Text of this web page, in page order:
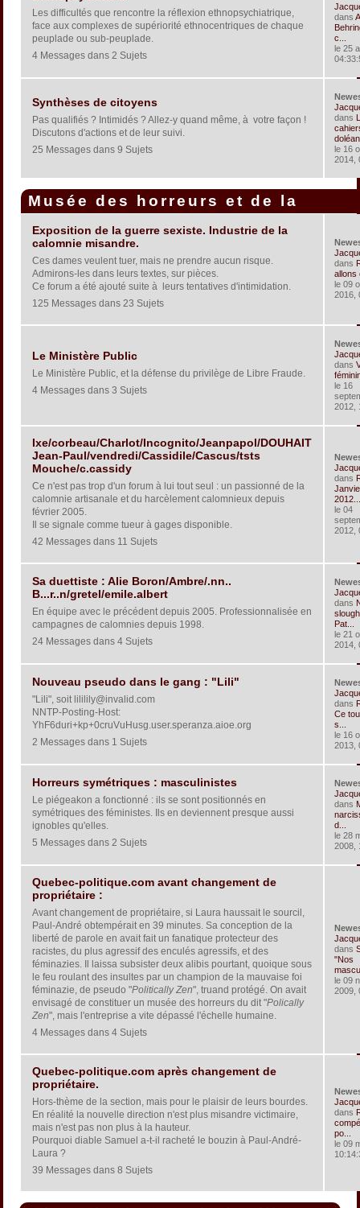
Les difficultés que rencontre la réflexion ethnopsychiatrique,
face aux complexes de supériorité ethnocentriques de chaque
peuplade ou sub-peuplade.
4 Messages dans 2 Sujets
dans
c...
le 25
Synthèses de citoyens
Pas qualifiés ? Intimidés ? Allez-y quand même, à votre façon !
Discutons d'actions et de leur suivi.
25 Messages dans 9 Sujets
dans
le 16
2014,
Musée des horreurs et de la
corruption
Exposition de la guerre sexiste. Industrie de la
calomnie misandre.
Ces dames veulent tuer, mais ne prendre aucun risque.
Admirons-les dans leurs textes, sur pièces.
Ce forum a été ajouté suite à leurs tentatives d'intimidation.
125 Messages dans 23 Sujets
dans
allons
le 09
2016,
Le Ministère Public
Le Ministère Public, et la défense du privilège de Libre Fraude.
4 Messages dans 3 Sujets
dans
le 16
2012,
Ixe/corbeau/Charlot/Incognito/Jeanpapol/DOUHAIT
Jean-Paul/vendredi/Cassidile/Cascus/tsts
Mouche/c.cassidy
Ce n'est pas trop d'un forum à lui tout seul : un passionné de la
calomnie artisanale et du harcèlement calomnieux depuis
février 2005.
Il se signale comme tueur à gages disponible.
42 Messages dans 11 Sujets
dans
2012...
le 04
2012,
Sa duettiste : Alie Boron/Ambre/.nn..
B...r..n/gretel/emile.albert
En équipe avec le précédent depuis 2005. Professionnalisée en
campagnes de calomnies depuis 1998.
24 Messages dans 4 Sujets
dans
Pat...
le 21
2014,
Nouveau pseudo dans le gang : "Lili"
"Lili", soit lililily@invalid.com
NNTP-Posting-Host:
YhF6duri+kp+0cruVuHusg.user.speranza.aioe.org
2 Messages dans 1 Sujets
dans
Ce
s...
le 16
2013,
Horreurs symétriques : masculinistes
Le piégeakon a fonctionné : ils se sont positionnés en
symétriques des féministes. Ils en deviennent presque aussi
ignobles qu'elles.
5 Messages dans 2 Sujets
dans
d...
le 28
2008,
Quebec-politique.com avant changement de
propriétaire :
Avant changement de propriétaire, si Laura haussait le sourcil,
Paul-André obtempérait en 39 minutes. Sa conception de la
liberté de parole en avait fait un fanatique protecteur des
racistes, du plus agressif des enculés agressifs, et des
féminazies. Il laissa subsister deux alibis pourtant, quoique sous
le feu roulant des insultes par un champion de la mauvaise foi
féminazie, de pseudo "Politically Zen", truand protégé. On avait
envisagé de constituer un musée des horreurs du dit "Polically
Zen", mais l'entreprise a vite dépassé l'échelle humaine.
4 Messages dans 4 Sujets
dans
"Nos
le 09
2009,
Quebec-politique.com après changement de
propriétaire.
Hors-thème de la section, mais pour le plaisir de leurs bourdes.
En réalité la nouvelle direction n'est plus misandre victimaire,
mais n'est pas non plus à la hauteur.
Pourquoi diable Samuel a-t-il racheté le bouzin à Paul-André-
Laura ?
39 Messages dans 8 Sujets
dans
po...
le 09